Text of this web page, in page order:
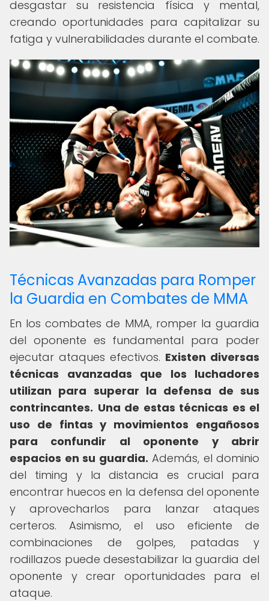
desgastar su resistencia física y mental,
creando oportunidades para capitalizar su
fatiga y vulnerabilidades durante el combate.
Técnicas Avanzadas para Romper
la Guardia en Combates de MMA
En los combates de MMA, romper la guardia
del oponente es fundamental para poder
ejecutar ataques efectivos. Existen diversas
técnicas avanzadas que los luchadores
utilizan para superar la defensa de sus
contrincantes. Una de estas técnicas es el
uso de fintas y movimientos engañosos
para confundir al oponente y abrir
espacios en su guardia. Además, el dominio
del timing y la distancia es crucial para
encontrar huecos en la defensa del oponente
y aprovecharlos para lanzar ataques
certeros. Asimismo, el uso eficiente de
combinaciones de golpes, patadas y
rodillazos puede desestabilizar la guardia del
oponente y crear oportunidades para el
ataque.